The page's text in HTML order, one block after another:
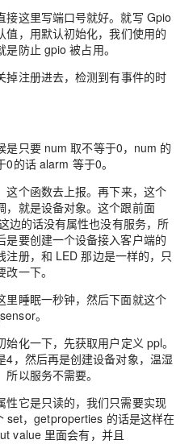
接这里写端口号就好。就写 Gpio
值，用默认初始化，我们使用的
防止 gpio 被占用。
掉注册进去，检测到有事件的时
是只要 num 取不等于0，num 的
0的话 alarm 等于0。
这个函数去上报。再下来，这个
，就是设备对象。这个跟前面
边的话没有属性也没有服务，所
是要创建一个设备接入客户端的
册， 和 LED 那边是一样的，只
一下。
里睡眠一秒钟，然后下面就这个
。
始化一下，先获取用户定义 ppl。
，然后再是创建设备对象， 温湿
所以服务不需要。
性它是只读的，我们只需要实现
set，getproperties 的话是这样在
value 里面会有，并且